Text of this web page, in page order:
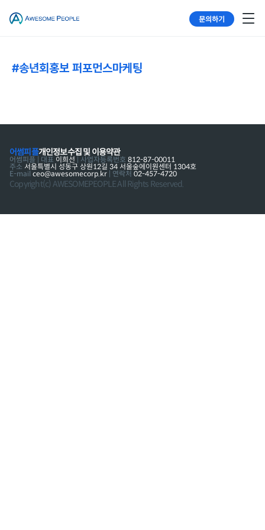
문의하기
#송년회홍보 퍼포먼스마케팅
어썸피플개인정보수집 및 이용약관
어썸피플 | 대표 이희선 | 사업자등록번호 812-87-00011
주소 서울특별시 성동구 상원12길 34 서울숲에이원센터 1304호
E-mail ceo@awesomecorp.kr | 연락처 02-457-4720
Copyright(c) AWESOMEPEOPLE All Rights Reserved.